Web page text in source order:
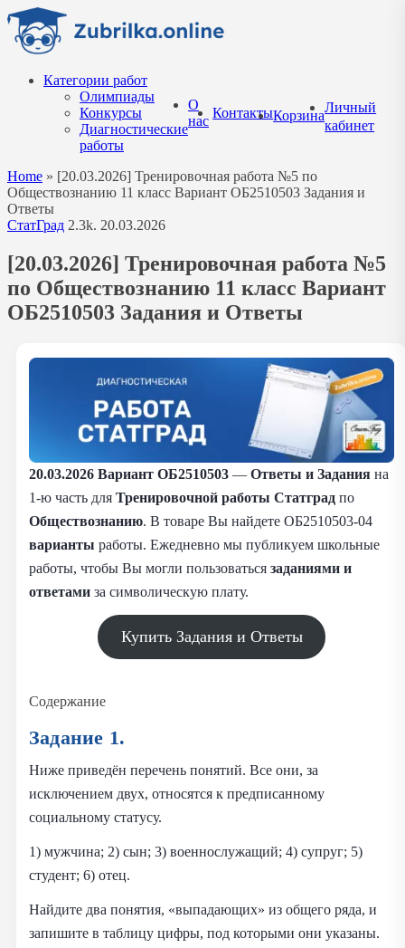
Перейти
содержанию
Категории работ
Олимпиады
Конкурсы
Диагностические
работы
О
нас
КонтактыКорзина
Личный
кабинет
Home » [20.03.2026] Тренировочная работа №5 по
Обществознанию 11 класс Вариант ОБ2510503 Задания и
Ответы
СтатГрад 2.3k. 20.03.2026
[20.03.2026] Тренировочная работа №5
по Обществознанию 11 класс Вариант
ОБ2510503 Задания и Ответы
20.03.2026 Вариант ОБ2510503 — Ответы и Задания на
1-ю часть для Тренировочной работы Статград по
Обществознанию. В товаре Вы найдете ОБ2510503-04
варианты работы. Ежедневно мы публикуем школьные
работы, чтобы Вы могли пользоваться заданиями и
ответами за символическую плату.
Купить Задания и Ответы
Содержание
Задание 1.
Ниже приведён перечень понятий. Все они, за
исключением двух, относятся к предписанному
социальному статусу.
1) мужчина; 2) сын; 3) военнослужащий; 4) супруг; 5)
студент; 6) отец.
Найдите два понятия, «выпадающих» из общего ряда, и
запишите в таблицу цифры, под которыми они указаны.